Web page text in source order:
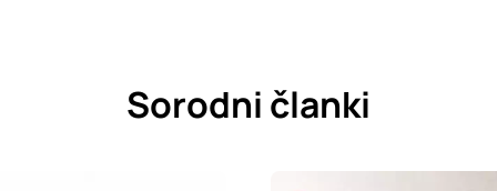
Sorodni članki